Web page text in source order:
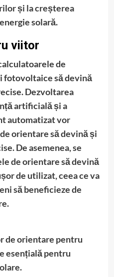
și la creșterea
solară.
viitor
de
fotovoltaice să devină
Dezvoltarea
artificială și a
automatizat vor
orientare să devină și
De asemenea, se
de orientare să devină
de utilizat, ceea ce va
să beneficieze de
de orientare pentru
esențială pentru